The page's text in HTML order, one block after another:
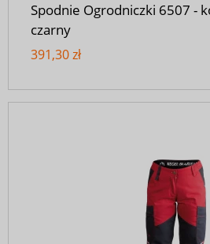
Spodnie Ogrodniczki 6507 -
czarny
391,30 zł